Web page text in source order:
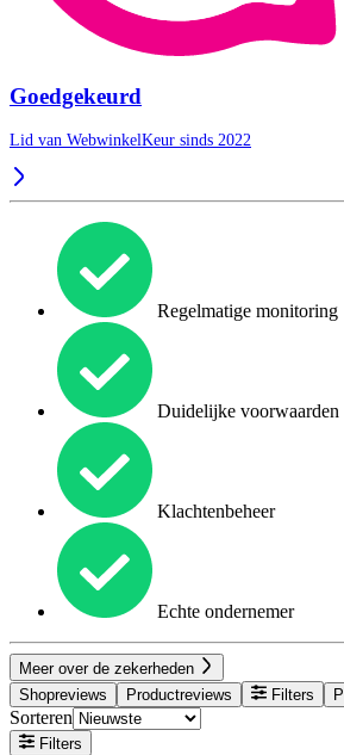
Goedgekeurd
Lid van WebwinkelKeur sinds 2022
Regelmatige monitoring
Duidelijke voorwaarden
Klachtenbeheer
Echte ondernemer
Meer over de zekerheden
Shopreviews
Productreviews Filters
Sorteren
Filters